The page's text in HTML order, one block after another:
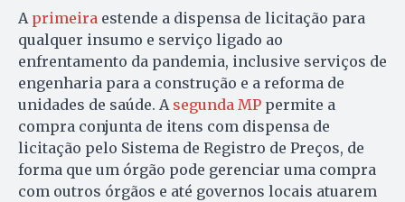
A primeira estende a dispensa de licitação para
qualquer insumo e serviço ligado ao
enfrentamento da pandemia, inclusive serviços de
engenharia para a construção e a reforma de
unidades de saúde. A segunda MP permite a
compra conjunta de itens com dispensa de
licitação pelo Sistema de Registro de Preços, de
forma que um órgão pode gerenciar uma compra
com outros órgãos e até governos locais atuarem